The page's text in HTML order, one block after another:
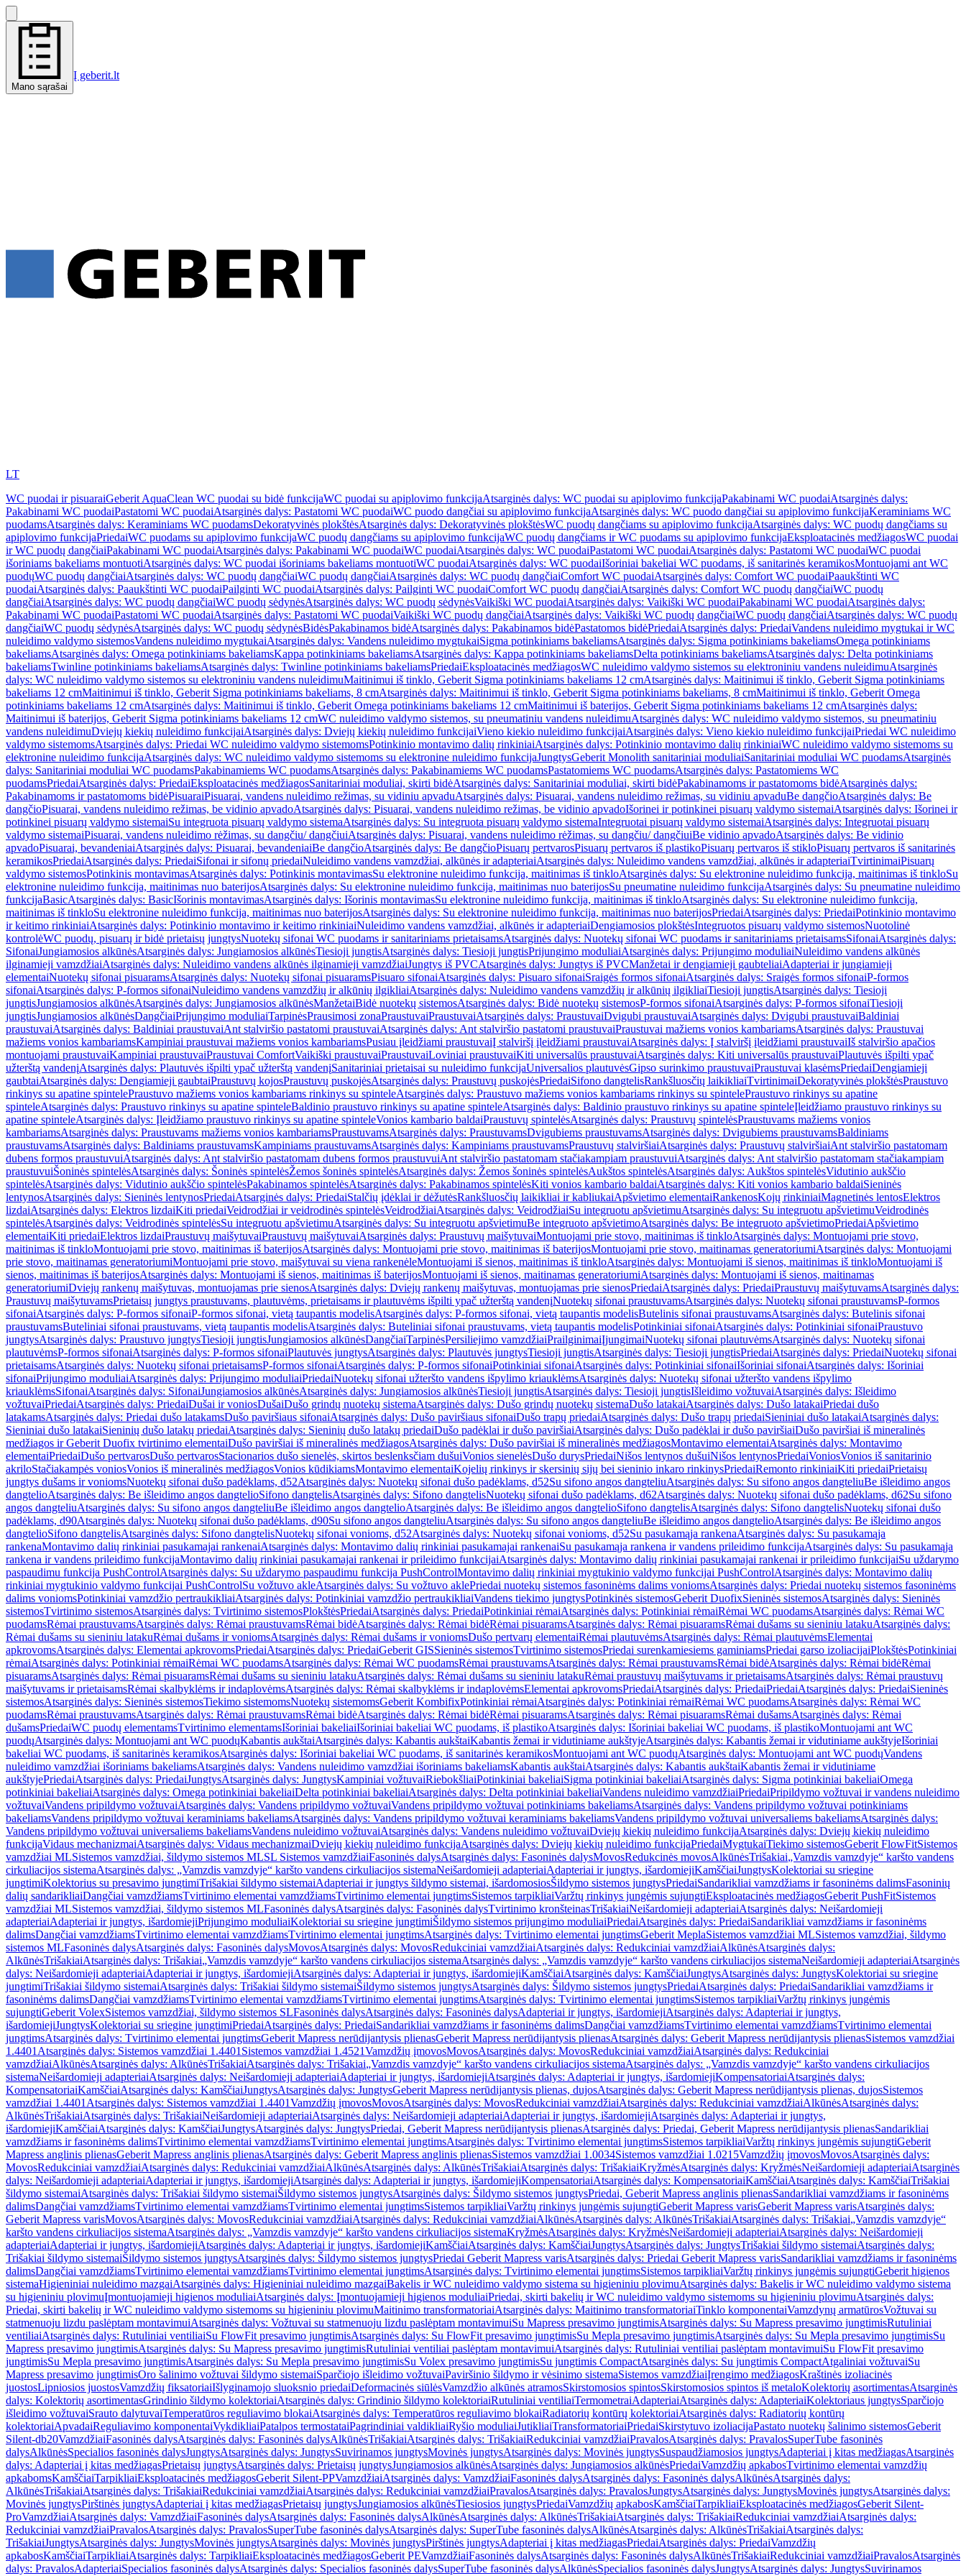
Mano sąrašai
Į geberit.lt
LT
WC puodai ir pisuaraiGeberit AquaClean WC puodai su bidė funkcijaWC puodai su apiplovimo funkcijaAtsarginės dalys: WC puodai su apiplovimo funkcijaPakabinami WC puodaiAtsarginės dalys:
Pakabinami WC puodaiPastatomi WC puodaiAtsarginės dalys: Pastatomi WC puodaiWC puodo dangčiai su apiplovimo funkcijaAtsarginės dalys: WC puodo dangčiai su apiplovimo funkcijaKeraminiams WC
puodamsAtsarginės dalys: Keraminiams WC puodamsDekoratyvinės plokštėsAtsarginės dalys: Dekoratyvinės plokštėsWC puodų dangčiams su apiplovimo funkcijaAtsarginės dalys: WC puodų dangčiams su
apiplovimo funkcijaPriedaiWC puodams su apiplovimo funkcijaWC puodų dangčiams su apiplovimo funkcijaWC puodų dangčiams ir WC puodams su apiplovimo funkcijaEksploatacinės medžiagosWC puodai
ir WC puodų dangčiaiPakabinami WC puodaiAtsarginės dalys: Pakabinami WC puodaiWC puodaiAtsarginės dalys: WC puodaiPastatomi WC puodaiAtsarginės dalys: Pastatomi WC puodaiWC puodai
išoriniams bakeliams montuotiAtsarginės dalys: WC puodai išoriniams bakeliams montuotiWC puodaiAtsarginės dalys: WC puodaiIšoriniai bakeliai WC puodams, iš sanitarinės keramikosMontuojami ant WC
puodųWC puodų dangčiaiAtsarginės dalys: WC puodų dangčiaiWC puodų dangčiaiAtsarginės dalys: WC puodų dangčiaiComfort WC puodaiAtsarginės dalys: Comfort WC puodaiPaaukštinti WC
puodaiAtsarginės dalys: Paaukštinti WC puodaiPailginti WC puodaiAtsarginės dalys: Pailginti WC puodaiComfort WC puodų dangčiaiAtsarginės dalys: Comfort WC puodų dangčiaiWC puodų
dangčiaiAtsarginės dalys: WC puodų dangčiaiWC puodų sėdynėsAtsarginės dalys: WC puodų sėdynėsVaikiški WC puodaiAtsarginės dalys: Vaikiški WC puodaiPakabinami WC puodaiAtsarginės dalys:
Pakabinami WC puodaiPastatomi WC puodaiAtsarginės dalys: Pastatomi WC puodaiVaikiški WC puodų dangčiaiAtsarginės dalys: Vaikiški WC puodų dangčiaiWC puodų dangčiaiAtsarginės dalys: WC puodų
dangčiaiWC puodų sėdynėsAtsarginės dalys: WC puodų sėdynėsBidėsPakabinamos bidėAtsarginės dalys: Pakabinamos bidėPastatomos bidėPriedaiAtsarginės dalys: PriedaiVandens nuleidimo mygtukai ir WC
nuleidimo valdymo sistemosVandens nuleidimo mygtukaiAtsarginės dalys: Vandens nuleidimo mygtukaiSigma potinkiniams bakeliamsAtsarginės dalys: Sigma potinkiniams bakeliamsOmega potinkiniams
bakeliamsAtsarginės dalys: Omega potinkiniams bakeliamsKappa potinkiniams bakeliamsAtsarginės dalys: Kappa potinkiniams bakeliamsDelta potinkiniams bakeliamsAtsarginės dalys: Delta potinkiniams
bakeliamsTwinline potinkiniams bakeliamsAtsarginės dalys: Twinline potinkiniams bakeliamsPriedaiEksploatacinės medžiagosWC nuleidimo valdymo sistemos su elektroniniu vandens nuleidimuAtsarginės
dalys: WC nuleidimo valdymo sistemos su elektroniniu vandens nuleidimuMaitinimui iš tinklo, Geberit Sigma potinkiniams bakeliams 12 cmAtsarginės dalys: Maitinimui iš tinklo, Geberit Sigma potinkiniams
bakeliams 12 cmMaitinimui iš tinklo, Geberit Sigma potinkiniams bakeliams, 8 cmAtsarginės dalys: Maitinimui iš tinklo, Geberit Sigma potinkiniams bakeliams, 8 cmMaitinimui iš tinklo, Geberit Omega
potinkiniams bakeliams 12 cmAtsarginės dalys: Maitinimui iš tinklo, Geberit Omega potinkiniams bakeliams 12 cmMaitinimui iš baterijos, Geberit Sigma potinkiniams bakeliams 12 cmAtsarginės dalys:
Maitinimui iš baterijos, Geberit Sigma potinkiniams bakeliams 12 cmWC nuleidimo valdymo sistemos, su pneumatiniu vandens nuleidimuAtsarginės dalys: WC nuleidimo valdymo sistemos, su pneumatiniu
vandens nuleidimuDviejų kiekių nuleidimo funkcijaiAtsarginės dalys: Dviejų kiekių nuleidimo funkcijaiVieno kiekio nuleidimo funkcijaiAtsarginės dalys: Vieno kiekio nuleidimo funkcijaiPriedai WC nuleidimo
valdymo sistemomsAtsarginės dalys: Priedai WC nuleidimo valdymo sistemomsPotinkinio montavimo dalių rinkiniaiAtsarginės dalys: Potinkinio montavimo dalių rinkiniaiWC nuleidimo valdymo sistemoms su
elektronine nuleidimo funkcijaAtsarginės dalys: WC nuleidimo valdymo sistemoms su elektronine nuleidimo funkcijaJungtysGeberit Monolith sanitariniai moduliaiSanitariniai moduliai WC puodamsAtsarginės
dalys: Sanitariniai moduliai WC puodamsPakabinamiems WC puodamsAtsarginės dalys: Pakabinamiems WC puodamsPastatomiems WC puodamsAtsarginės dalys: Pastatomiems WC
puodamsPriedaiAtsarginės dalys: PriedaiEksploatacinės medžiagosSanitariniai moduliai, skirti bidėAtsarginės dalys: Sanitariniai moduliai, skirti bidėPakabinamoms ir pastatomoms bidėAtsarginės dalys:
Pakabinamoms ir pastatomoms bidėPisuaraiPisuarai, vandens nuleidimo režimas, su vidiniu apvaduAtsarginės dalys: Pisuarai, vandens nuleidimo režimas, su vidiniu apvaduBe dangčioAtsarginės dalys: Be
dangčioPisuarai, vandens nuleidimo režimas, be vidinio apvadoAtsarginės dalys: Pisuarai, vandens nuleidimo režimas, be vidinio apvadoIšorinei ir potinkinei pisuarų valdymo sistemaiAtsarginės dalys: Išorinei ir
potinkinei pisuarų valdymo sistemaiSu integruota pisuarų valdymo sistemaAtsarginės dalys: Su integruota pisuarų valdymo sistemaIntegruotai pisuarų valdymo sistemaiAtsarginės dalys: Integruotai pisuarų
valdymo sistemaiPisuarai, vandens nuleidimo rėžimas, su dangčiu/ dangčiuiAtsarginės dalys: Pisuarai, vandens nuleidimo rėžimas, su dangčiu/ dangčiuiBe vidinio apvadoAtsarginės dalys: Be vidinio
apvadoPisuarai, bevandeniaiAtsarginės dalys: Pisuarai, bevandeniaiBe dangčioAtsarginės dalys: Be dangčioPisuarų pertvarosPisuarų pertvaros iš plastikoPisuarų pertvaros iš stikloPisuarų pertvaros iš sanitarinės
keramikosPriedaiAtsarginės dalys: PriedaiSifonai ir sifonų priedaiNuleidimo vandens vamzdžiai, alkūnės ir adapteriaiAtsarginės dalys: Nuleidimo vandens vamzdžiai, alkūnės ir adapteriaiTvirtinimaiPisuarų
valdymo sistemosPotinkinis montavimasAtsarginės dalys: Potinkinis montavimasSu elektronine nuleidimo funkcija, maitinimas iš tinkloAtsarginės dalys: Su elektronine nuleidimo funkcija, maitinimas iš tinkloSu
elektronine nuleidimo funkcija, maitinimas nuo baterijosAtsarginės dalys: Su elektronine nuleidimo funkcija, maitinimas nuo baterijosSu pneumatine nuleidimo funkcijaAtsarginės dalys: Su pneumatine nuleidimo
funkcijaBasicAtsarginės dalys: BasicIšorinis montavimasAtsarginės dalys: Išorinis montavimasSu elektronine nuleidimo funkcija, maitinimas iš tinkloAtsarginės dalys: Su elektronine nuleidimo funkcija,
maitinimas iš tinkloSu elektronine nuleidimo funkcija, maitinimas nuo baterijosAtsarginės dalys: Su elektronine nuleidimo funkcija, maitinimas nuo baterijosPriedaiAtsarginės dalys: PriedaiPotinkinio montavimo
ir keitimo rinkiniaiAtsarginės dalys: Potinkinio montavimo ir keitimo rinkiniaiNuleidimo vandens vamzdžiai, alkūnės ir adapteriaiDengiamosios plokštėsIntegruotos pisuarų valdymo sistemosNuotolinė
kontrolėWC puodų, pisuarų ir bidė prietaisų jungtysNuotekų sifonai WC puodams ir sanitariniams prietaisamsAtsarginės dalys: Nuotekų sifonai WC puodams ir sanitariniams prietaisamsSifonaiAtsarginės dalys:
SifonaiJungiamosios alkūnėsAtsarginės dalys: Jungiamosios alkūnėsTiesioji jungtisAtsarginės dalys: Tiesioji jungtisPrijungimo moduliaiAtsarginės dalys: Prijungimo moduliaiNuleidimo vandens alkūnės
ilginamieji vamzdžiaiAtsarginės dalys: Nuleidimo vandens alkūnės ilginamieji vamzdžiaiJungtys iš PVCAtsarginės dalys: Jungtys iš PVCManžetai ir dengiamieji gaubteliaiAdapteriai ir jungiamieji
elementaiNuotekų sifonai pisuaramsAtsarginės dalys: Nuotekų sifonai pisuaramsPisuaro sifonaiAtsarginės dalys: Pisuaro sifonaiSraigės formos sifonaiAtsarginės dalys: Sraigės formos sifonaiP-formos
sifonaiAtsarginės dalys: P-formos sifonaiNuleidimo vandens vamzdžių ir alkūnių ilgikliaiAtsarginės dalys: Nuleidimo vandens vamzdžių ir alkūnių ilgikliaiTiesioji jungtisAtsarginės dalys: Tiesioji
jungtisJungiamosios alkūnėsAtsarginės dalys: Jungiamosios alkūnėsManžetaiBidė nuotekų sistemosAtsarginės dalys: Bidė nuotekų sistemosP-formos sifonaiAtsarginės dalys: P-formos sifonaiTiesioji
jungtisJungiamosios alkūnėsDangčiaiPrijungimo moduliaiTarpinėsPrausimosi zonaPraustuvaiPraustuvaiAtsarginės dalys: PraustuvaiDvigubi praustuvaiAtsarginės dalys: Dvigubi praustuvaiBaldiniai
praustuvaiAtsarginės dalys: Baldiniai praustuvaiAnt stalviršio pastatomi praustuvaiAtsarginės dalys: Ant stalviršio pastatomi praustuvaiPraustuvai mažiems vonios kambariamsAtsarginės dalys: Praustuvai
mažiems vonios kambariamsKampiniai praustuvai mažiems vonios kambariamsPusiau įleidžiami praustuvaiĮ stalviršį įleidžiami praustuvaiAtsarginės dalys: Į stalviršį įleidžiami praustuvaiIš stalviršio apačios
montuojami praustuvaiKampiniai praustuvaiPraustuvai ComfortVaikiški praustuvaiPraustuvaiLoviniai praustuvaiKiti universalūs praustuvaiAtsarginės dalys: Kiti universalūs praustuvaiPlautuvės išpilti ypač
užterštą vandenįAtsarginės dalys: Plautuvės išpilti ypač užterštą vandenįSanitariniai prietaisai su nuleidimo funkcijaUniversalios plautuvėsGipso surinkimo praustuvaiPraustuvai klasėmsPriedaiDengiamieji
gaubtaiAtsarginės dalys: Dengiamieji gaubtaiPraustuvų kojosPraustuvų puskojėsAtsarginės dalys: Praustuvų puskojėsPriedaiSifono dangtelisRankšluosčių laikikliaiTvirtinimaiDekoratyvinės plokštėsPraustuvo
rinkinys su apatine spintelePraustuvo mažiems vonios kambariams rinkinys su spinteleAtsarginės dalys: Praustuvo mažiems vonios kambariams rinkinys su spintelePraustuvo rinkinys su apatine
spinteleAtsarginės dalys: Praustuvo rinkinys su apatine spinteleBaldinio praustuvo rinkinys su apatine spinteleAtsarginės dalys: Baldinio praustuvo rinkinys su apatine spinteleĮleidžiamo praustuvo rinkinys su
apatine spinteleAtsarginės dalys: Įleidžiamo praustuvo rinkinys su apatine spinteleVonios kambario baldaiPraustuvų spintelėsAtsarginės dalys: Praustuvų spintelėsPraustuvams mažiems vonios
kambariamsAtsarginės dalys: Praustuvams mažiems vonios kambariamsPraustuvamsAtsarginės dalys: PraustuvamsDvigubiems praustuvamsAtsarginės dalys: Dvigubiems praustuvamsBaldiniams
praustuvamsAtsarginės dalys: Baldiniams praustuvamsKampiniams praustuvamsAtsarginės dalys: Kampiniams praustuvamsPraustuvų stalviršiaiAtsarginės dalys: Praustuvų stalviršiaiAnt stalviršio pastatomam
dubens formos praustuvuiAtsarginės dalys: Ant stalviršio pastatomam dubens formos praustuvuiAnt stalviršio pastatomam stačiakampiam praustuvuiAtsarginės dalys: Ant stalviršio pastatomam stačiakampiam
praustuvuiŠoninės spintelėsAtsarginės dalys: Šoninės spintelėsŽemos šoninės spintelėsAtsarginės dalys: Žemos šoninės spintelėsAukštos spintelėsAtsarginės dalys: Aukštos spintelėsVidutinio aukščio
spintelėsAtsarginės dalys: Vidutinio aukščio spintelėsPakabinamos spintelėsAtsarginės dalys: Pakabinamos spintelėsKiti vonios kambario baldaiAtsarginės dalys: Kiti vonios kambario baldaiSieninės
lentynosAtsarginės dalys: Sieninės lentynosPriedaiAtsarginės dalys: PriedaiStalčių įdėklai ir dėžutėsRankšluosčių laikikliai ir kabliukaiApšvietimo elementaiRankenosKojų rinkiniaiMagnetinės lentosElektros
lizdaiAtsarginės dalys: Elektros lizdaiKiti priedaiVeidrodžiai ir veidrodinės spintelėsVeidrodžiaiAtsarginės dalys: VeidrodžiaiSu integruotu apšvietimuAtsarginės dalys: Su integruotu apšvietimuVeidrodinės
spintelėsAtsarginės dalys: Veidrodinės spintelėsSu integruotu apšvietimuAtsarginės dalys: Su integruotu apšvietimuBe integruoto apšvietimoAtsarginės dalys: Be integruoto apšvietimoPriedaiApšvietimo
elementaiKiti priedaiElektros lizdaiPraustuvų maišytuvaiPraustuvų maišytuvaiAtsarginės dalys: Praustuvų maišytuvaiMontuojami prie stovo, maitinimas iš tinkloAtsarginės dalys: Montuojami prie stovo,
maitinimas iš tinkloMontuojami prie stovo, maitinimas iš baterijosAtsarginės dalys: Montuojami prie stovo, maitinimas iš baterijosMontuojami prie stovo, maitinamas generatoriumiAtsarginės dalys: Montuojami
prie stovo, maitinamas generatoriumiMontuojami prie stovo, maišytuvai su viena rankenėleMontuojami iš sienos, maitinimas iš tinkloAtsarginės dalys: Montuojami iš sienos, maitinimas iš tinkloMontuojami iš
sienos, maitinimas iš baterijosAtsarginės dalys: Montuojami iš sienos, maitinimas iš baterijosMontuojami iš sienos, maitinamas generatoriumiAtsarginės dalys: Montuojami iš sienos, maitinamas
generatoriumiDviejų rankenų maišytuvas, montuojamas prie sienosAtsarginės dalys: Dviejų rankenų maišytuvas, montuojamas prie sienosPriedaiAtsarginės dalys: PriedaiPraustuvų maišytuvamsAtsarginės dalys:
Praustuvų maišytuvamsPrietaisų jungtys praustuvams, plautuvėms, prietaisams ir plautuvėms išpilti ypač užterštą vandenįNuotekų sifonai praustuvamsAtsarginės dalys: Nuotekų sifonai praustuvamsP-formos
sifonaiAtsarginės dalys: P-formos sifonaiP-formos sifonai, vietą taupantis modelisAtsarginės dalys: P-formos sifonai, vietą taupantis modelisButelinis sifonai praustuvamsAtsarginės dalys: Butelinis sifonai
praustuvamsButeliniai sifonai praustuvams, vietą taupantis modelisAtsarginės dalys: Buteliniai sifonai praustuvams, vietą taupantis modelisPotinkiniai sifonaiAtsarginės dalys: Potinkiniai sifonaiPraustuvo
jungtysAtsarginės dalys: Praustuvo jungtysTiesioji jungtisJungiamosios alkūnėsDangčiaiTarpinėsPersiliejimo vamzdžiaiPrailginimaiĮjungimaiNuotekų sifonai plautuvėmsAtsarginės dalys: Nuotekų sifonai
plautuvėmsP-formos sifonaiAtsarginės dalys: P-formos sifonaiPlautuvės jungtysAtsarginės dalys: Plautuvės jungtysTiesioji jungtisAtsarginės dalys: Tiesioji jungtisPriedaiAtsarginės dalys: PriedaiNuotekų sifonai
prietaisamsAtsarginės dalys: Nuotekų sifonai prietaisamsP-formos sifonaiAtsarginės dalys: P-formos sifonaiPotinkiniai sifonaiAtsarginės dalys: Potinkiniai sifonaiIšoriniai sifonaiAtsarginės dalys: Išoriniai
sifonaiPrijungimo moduliaiAtsarginės dalys: Prijungimo moduliaiPriedaiNuotekų sifonai užteršto vandens išpylimo kriauklėmsAtsarginės dalys: Nuotekų sifonai užteršto vandens išpylimo
kriauklėmsSifonaiAtsarginės dalys: SifonaiJungiamosios alkūnėsAtsarginės dalys: Jungiamosios alkūnėsTiesioji jungtisAtsarginės dalys: Tiesioji jungtisIšleidimo vožtuvaiAtsarginės dalys: Išleidimo
vožtuvaiPriedaiAtsarginės dalys: PriedaiDušai ir voniosDušaiDušo grindų nuotekų sistemaAtsarginės dalys: Dušo grindų nuotekų sistemaDušo latakaiAtsarginės dalys: Dušo latakaiPriedai dušo
latakamsAtsarginės dalys: Priedai dušo latakamsDušo paviršiaus sifonaiAtsarginės dalys: Dušo paviršiaus sifonaiDušo trapų priedaiAtsarginės dalys: Dušo trapų priedaiSieniniai dušo latakaiAtsarginės dalys:
Sieniniai dušo latakaiSieninių dušo latakų priedaiAtsarginės dalys: Sieninių dušo latakų priedaiDušo padėklai ir dušo paviršiaiAtsarginės dalys: Dušo padėklai ir dušo paviršiaiDušo paviršiai iš mineralinės
medžiagos ir Geberit Duofix tvirtinimo elementaiDušo paviršiai iš mineralinės medžiagosAtsarginės dalys: Dušo paviršiai iš mineralinės medžiagosMontavimo elementaiAtsarginės dalys: Montavimo
elementaiPriedaiDušo pertvarosDušo pertvarosStacionarios dušo sienelės, skirtos beslenksčiam dušuiVonios sienelėsDušo durysPriedaiNišos lentynos dušuiNišos lentynosPriedaiVoniosVonios iš sanitarinio
akriloStačiakampės voniosVonios iš mineralinės medžiagosVonios kūdikiamsMontavimo elementaiKojelių rinkinys ir skersinių sijų bei sieninio inkaro rinkinysPriedaiRemonto rinkiniaiKiti priedaiPrietaisų
jungtys dušams ir voniomsNuotekų sifonai dušo padėklams, d52Atsarginės dalys: Nuotekų sifonai dušo padėklams, d52Su sifono angos dangteliuAtsarginės dalys: Su sifono angos dangteliuBe išleidimo angos
dangtelioAtsarginės dalys: Be išleidimo angos dangtelioSifono dangtelisAtsarginės dalys: Sifono dangtelisNuotekų sifonai dušo padėklams, d62Atsarginės dalys: Nuotekų sifonai dušo padėklams, d62Su sifono
angos dangteliuAtsarginės dalys: Su sifono angos dangteliuBe išleidimo angos dangtelioAtsarginės dalys: Be išleidimo angos dangtelioSifono dangtelisAtsarginės dalys: Sifono dangtelisNuotekų sifonai dušo
padėklams, d90Atsarginės dalys: Nuotekų sifonai dušo padėklams, d90Su sifono angos dangteliuAtsarginės dalys: Su sifono angos dangteliuBe išleidimo angos dangtelioAtsarginės dalys: Be išleidimo angos
dangtelioSifono dangtelisAtsarginės dalys: Sifono dangtelisNuotekų sifonai vonioms, d52Atsarginės dalys: Nuotekų sifonai vonioms, d52Su pasukamąja rankenaAtsarginės dalys: Su pasukamąja
rankenaMontavimo dalių rinkiniai pasukamajai rankenaiAtsarginės dalys: Montavimo dalių rinkiniai pasukamajai rankenaiSu pasukamąja rankena ir vandens prileidimo funkcijaAtsarginės dalys: Su pasukamąja
rankena ir vandens prileidimo funkcijaMontavimo dalių rinkiniai pasukamajai rankenai ir prileidimo funkcijaiAtsarginės dalys: Montavimo dalių rinkiniai pasukamajai rankenai ir prileidimo funkcijaiSu uždarymo
paspaudimu funkcija PushControlAtsarginės dalys: Su uždarymo paspaudimu funkcija PushControlMontavimo dalių rinkiniai mygtukinio valdymo funkcijai PushControlAtsarginės dalys: Montavimo dalių
rinkiniai mygtukinio valdymo funkcijai PushControlSu vožtuvo akleAtsarginės dalys: Su vožtuvo aklePriedai nuotekų sistemos fasoninėms dalims voniomsAtsarginės dalys: Priedai nuotekų sistemos fasoninėms
dalims voniomsPotinkiniai vamzdžio pertraukikliaiAtsarginės dalys: Potinkiniai vamzdžio pertraukikliaiVandens tiekimo jungtysPotinkinės sistemosGeberit DuofixSieninės sistemosAtsarginės dalys: Sieninės
sistemosTvirtinimo sistemosAtsarginės dalys: Tvirtinimo sistemosPlokštėsPriedaiAtsarginės dalys: PriedaiPotinkiniai rėmaiAtsarginės dalys: Potinkiniai rėmaiRėmai WC puodamsAtsarginės dalys: Rėmai WC
puodamsRėmai praustuvamsAtsarginės dalys: Rėmai praustuvamsRėmai bidėAtsarginės dalys: Rėmai bidėRėmai pisuaramsAtsarginės dalys: Rėmai pisuaramsRėmai dušams su sieniniu latakuAtsarginės dalys:
Rėmai dušams su sieniniu latakuRėmai dušams ir voniomsAtsarginės dalys: Rėmai dušams ir voniomsDušo pertvarų elementaiRėmai plautuvėmsAtsarginės dalys: Rėmai plautuvėmsElementai
apkrovomsAtsarginės dalys: Elementai apkrovomsPriedaiAtsarginės dalys: PriedaiGeberit GISSieninės sistemosTvirtinimo sistemosPriedai surenkamiesiems gaminiamsPriedai garso izoliacijaiPlokštėsPotinkiniai
rėmaiAtsarginės dalys: Potinkiniai rėmaiRėmai WC puodamsAtsarginės dalys: Rėmai WC puodamsRėmai praustuvamsAtsarginės dalys: Rėmai praustuvamsRėmai bidėAtsarginės dalys: Rėmai bidėRėmai
pisuaramsAtsarginės dalys: Rėmai pisuaramsRėmai dušams su sieniniu latakuAtsarginės dalys: Rėmai dušams su sieniniu latakuRėmai praustuvų maišytuvams ir prietaisamsAtsarginės dalys: Rėmai praustuvų
maišytuvams ir prietaisamsRėmai skalbyklėms ir indaplovėmsAtsarginės dalys: Rėmai skalbyklėms ir indaplovėmsElementai apkrovomsPriedaiAtsarginės dalys: PriedaiPriedaiAtsarginės dalys: PriedaiSieninės
sistemosAtsarginės dalys: Sieninės sistemosTiekimo sistemomsNuotekų sistemomsGeberit KombifixPotinkiniai rėmaiAtsarginės dalys: Potinkiniai rėmaiRėmai WC puodamsAtsarginės dalys: Rėmai WC
puodamsRėmai praustuvamsAtsarginės dalys: Rėmai praustuvamsRėmai bidėAtsarginės dalys: Rėmai bidėRėmai pisuaramsAtsarginės dalys: Rėmai pisuaramsRėmai dušamsAtsarginės dalys: Rėmai
dušamsPriedaiWC puodų elementamsTvirtinimo elementamsIšoriniai bakeliaiIšoriniai bakeliai WC puodams, iš plastikoAtsarginės dalys: Išoriniai bakeliai WC puodams, iš plastikoMontuojami ant WC
puodųAtsarginės dalys: Montuojami ant WC puodųKabantis aukštaiAtsarginės dalys: Kabantis aukštaiKabantis žemai ir vidutiniame aukštyjeAtsarginės dalys: Kabantis žemai ir vidutiniame aukštyjeIšoriniai
bakeliai WC puodams, iš sanitarinės keramikosAtsarginės dalys: Išoriniai bakeliai WC puodams, iš sanitarinės keramikosMontuojami ant WC puodųAtsarginės dalys: Montuojami ant WC puodųVandens
nuleidimo vamzdžiai išoriniams bakeliamsAtsarginės dalys: Vandens nuleidimo vamzdžiai išoriniams bakeliamsKabantis aukštaiAtsarginės dalys: Kabantis aukštaiKabantis žemai ir vidutiniame
aukštyjePriedaiAtsarginės dalys: PriedaiJungtysAtsarginės dalys: JungtysKampiniai vožtuvaiRiebokšliaiPotinkiniai bakeliaiSigma potinkiniai bakeliaiAtsarginės dalys: Sigma potinkiniai bakeliaiOmega
potinkiniai bakeliaiAtsarginės dalys: Omega potinkiniai bakeliaiDelta potinkiniai bakeliaiAtsarginės dalys: Delta potinkiniai bakeliaiVandens nuleidimo vamzdžiaiPriedaiPripildymo vožtuvai ir vandens nuleidimo
vožtuvaiVandens pripildymo vožtuvaiAtsarginės dalys: Vandens pripildymo vožtuvaiVandens pripildymo vožtuvai potinkiniams bakeliamsAtsarginės dalys: Vandens pripildymo vožtuvai potinkiniams
bakeliamsVandens pripildymo vožtuvai keraminiams bakeliamsAtsarginės dalys: Vandens pripildymo vožtuvai keraminiams bakeliamsVandens pripildymo vožtuvai universaliems bakeliamsAtsarginės dalys:
Vandens pripildymo vožtuvai universaliems bakeliamsVandens nuleidimo vožtuvaiAtsarginės dalys: Vandens nuleidimo vožtuvaiDviejų kiekių nuleidimo funkcijaAtsarginės dalys: Dviejų kiekių nuleidimo
funkcijaVidaus mechanizmaiAtsarginės dalys: Vidaus mechanizmaiDviejų kiekių nuleidimo funkcijaAtsarginės dalys: Dviejų kiekių nuleidimo funkcijaPriedaiMygtukaiTiekimo sistemosGeberit FlowFitSistemos
vamzdžiai MLSistemos vamzdžiai, šildymo sistemos MLSL Sistemos vamzdžiaiFasoninės dalysAtsarginės dalys: Fasoninės dalysMovosRedukcinės movosAlkūnėsTrišakiai„Vamzdis vamzdyje“ karšto vandens
cirkuliacijos sistemaAtsarginės dalys: „Vamzdis vamzdyje“ karšto vandens cirkuliacijos sistemaNeišardomieji adapteriaiAdapteriai ir jungtys, išardomiejiKamščiaiJungtysKolektoriai su sriegine
jungtimiKolektorius su presavimo jungtimiTrišakiai šildymo sistemaiAdapteriai ir jungtys šildymo sistemai, išardomosiosŠildymo sistemos jungtysPriedaiSandarikliai vamzdžiams ir fasoninėms dalimsFasoninių
dalių sandarikliaiDangčiai vamzdžiamsTvirtinimo elementai vamzdžiamsTvirtinimo elementai jungtimsSistemos tarpikliaiVaržtų rinkinys jungėmis sujungtiEksploatacinės medžiagosGeberit PushFitSistemos
vamzdžiai MLSistemos vamzdžiai, šildymo sistemos MLFasoninės dalysAtsarginės dalys: Fasoninės dalysTvirtinimo kronšteinasTrišakiaiNeišardomieji adapteriaiAtsarginės dalys: Neišardomieji
adapteriaiAdapteriai ir jungtys, išardomiejiPrijungimo moduliaiKolektoriai su sriegine jungtimiŠildymo sistemos prijungimo moduliaiPriedaiAtsarginės dalys: PriedaiSandarikliai vamzdžiams ir fasoninėms
dalimsDangčiai vamzdžiamsTvirtinimo elementai vamzdžiamsTvirtinimo elementai jungtimsAtsarginės dalys: Tvirtinimo elementai jungtimsGeberit MeplaSistemos vamzdžiai MLSistemos vamzdžiai, šildymo
sistemos MLFasoninės dalysAtsarginės dalys: Fasoninės dalysMovosAtsarginės dalys: MovosRedukciniai vamzdžiaiAtsarginės dalys: Redukciniai vamzdžiaiAlkūnėsAtsarginės dalys:
AlkūnėsTrišakiaiAtsarginės dalys: Trišakiai„Vamzdis vamzdyje“ karšto vandens cirkuliacijos sistemaAtsarginės dalys: „Vamzdis vamzdyje“ karšto vandens cirkuliacijos sistemaNeišardomieji adapteriaiAtsarginės
dalys: Neišardomieji adapteriaiAdapteriai ir jungtys, išardomiejiAtsarginės dalys: Adapteriai ir jungtys, išardomiejiKamščiaiAtsarginės dalys: KamščiaiJungtysAtsarginės dalys: JungtysKolektoriai su sriegine
jungtimiTrišakiai šildymo sistemaiAtsarginės dalys: Trišakiai šildymo sistemaiŠildymo sistemos jungtysAtsarginės dalys: Šildymo sistemos jungtysPriedaiAtsarginės dalys: PriedaiSandarikliai vamzdžiams ir
fasoninėms dalimsDangčiai vamzdžiamsTvirtinimo elementai vamzdžiamsTvirtinimo elementai jungtimsAtsarginės dalys: Tvirtinimo elementai jungtimsSistemos tarpikliaiVaržtų rinkinys jungėmis
sujungtiGeberit VolexSistemos vamzdžiai, šildymo sistemos SLFasoninės dalysAtsarginės dalys: Fasoninės dalysAdapteriai ir jungtys, išardomiejiAtsarginės dalys: Adapteriai ir jungtys,
išardomiejiJungtysKolektoriai su sriegine jungtimiPriedaiAtsarginės dalys: PriedaiSandarikliai vamzdžiams ir fasoninėms dalimsDangčiai vamzdžiamsTvirtinimo elementai vamzdžiamsTvirtinimo elementai
jungtimsAtsarginės dalys: Tvirtinimo elementai jungtimsGeberit Mapress nerūdijantysis plienasGeberit Mapress nerūdijantysis plienasAtsarginės dalys: Geberit Mapress nerūdijantysis plienasSistemos vamzdžiai
1.4401 Atsarginės dalys: Sistemos vamzdžiai 1.4401 Sistemos vamzdžiai 1.4521Vamzdžių įmovosMovosAtsarginės dalys: MovosRedukciniai vamzdžiaiAtsarginės dalys: Redukciniai
vamzdžiaiAlkūnėsAtsarginės dalys: AlkūnėsTrišakiaiAtsarginės dalys: Trišakiai„Vamzdis vamzdyje“ karšto vandens cirkuliacijos sistemaAtsarginės dalys: „Vamzdis vamzdyje“ karšto vandens cirkuliacijos
sistemaNeišardomieji adapteriaiAtsarginės dalys: Neišardomieji adapteriaiAdapteriai ir jungtys, išardomiejiAtsarginės dalys: Adapteriai ir jungtys, išardomiejiKompensatoriaiAtsarginės dalys:
KompensatoriaiKamščiaiAtsarginės dalys: KamščiaiJungtysAtsarginės dalys: JungtysGeberit Mapress nerūdijantysis plienas, dujosAtsarginės dalys: Geberit Mapress nerūdijantysis plienas, dujosSistemos
vamzdžiai 1.4401 Atsarginės dalys: Sistemos vamzdžiai 1.4401Vamzdžių įmovosMovosAtsarginės dalys: MovosRedukciniai vamzdžiaiAtsarginės dalys: Redukciniai vamzdžiaiAlkūnėsAtsarginės dalys:
AlkūnėsTrišakiaiAtsarginės dalys: TrišakiaiNeišardomieji adapteriaiAtsarginės dalys: Neišardomieji adapteriaiAdapteriai ir jungtys, išardomiejiAtsarginės dalys: Adapteriai ir jungtys,
išardomiejiKamščiaiAtsarginės dalys: KamščiaiJungtysAtsarginės dalys: JungtysPriedai, Geberit Mapress nerūdijantysis plienasAtsarginės dalys: Priedai, Geberit Mapress nerūdijantysis plienasSandarikliai
vamzdžiams ir fasoninėms dalimsTvirtinimo elementai vamzdžiamsTvirtinimo elementai jungtimsAtsarginės dalys: Tvirtinimo elementai jungtimsSistemos tarpikliaiVaržtų rinkinys jungėmis sujungtiGeberit
Mapress anglinis plienasGeberit Mapress anglinis plienasAtsarginės dalys: Geberit Mapress anglinis plienasSistemos vamzdžiai 1.0034Sistemos vamzdžiai 1.0215Vamzdžių įmovosMovosAtsarginės dalys:
MovosRedukciniai vamzdžiaiAtsarginės dalys: Redukciniai vamzdžiaiAlkūnėsAtsarginės dalys: AlkūnėsTrišakiaiAtsarginės dalys: TrišakiaiKryžmėsAtsarginės dalys: KryžmėsNeišardomieji adapteriaiAtsarginės
dalys: Neišardomieji adapteriaiAdapteriai ir jungtys, išardomiejiAtsarginės dalys: Adapteriai ir jungtys, išardomiejiKompensatoriaiAtsarginės dalys: KompensatoriaiKamščiaiAtsarginės dalys: KamščiaiTrišakiai
šildymo sistemaiAtsarginės dalys: Trišakiai šildymo sistemaiŠildymo sistemos jungtysAtsarginės dalys: Šildymo sistemos jungtysPriedai, Geberit Mapress anglinis plienasSandarikliai vamzdžiams ir fasoninėms
dalimsDangčiai vamzdžiamsTvirtinimo elementai vamzdžiamsTvirtinimo elementai jungtimsSistemos tarpikliaiVaržtų rinkinys jungėmis sujungtiGeberit Mapress varisGeberit Mapress varisAtsarginės dalys:
Geberit Mapress varisMovosAtsarginės dalys: MovosRedukciniai vamzdžiaiAtsarginės dalys: Redukciniai vamzdžiaiAlkūnėsAtsarginės dalys: AlkūnėsTrišakiaiAtsarginės dalys: Trišakiai„Vamzdis vamzdyje“
karšto vandens cirkuliacijos sistemaAtsarginės dalys: „Vamzdis vamzdyje“ karšto vandens cirkuliacijos sistemaKryžmėsAtsarginės dalys: KryžmėsNeišardomieji adapteriaiAtsarginės dalys: Neišardomieji
adapteriaiAdapteriai ir jungtys, išardomiejiAtsarginės dalys: Adapteriai ir jungtys, išardomiejiKamščiaiAtsarginės dalys: KamščiaiJungtysAtsarginės dalys: JungtysTrišakiai šildymo sistemaiAtsarginės dalys:
Trišakiai šildymo sistemaiŠildymo sistemos jungtysAtsarginės dalys: Šildymo sistemos jungtysPriedai Geberit Mapress varisAtsarginės dalys: Priedai Geberit Mapress varisSandarikliai vamzdžiams ir fasoninėms
dalimsDangčiai vamzdžiamsTvirtinimo elementai vamzdžiamsTvirtinimo elementai jungtimsAtsarginės dalys: Tvirtinimo elementai jungtimsSistemos tarpikliaiVaržtų rinkinys jungėmis sujungtiGeberit higienos
sistemaHigieniniai nuleidimo mazgaiAtsarginės dalys: Higieniniai nuleidimo mazgaiBakelis ir WC nuleidimo valdymo sistema su higieniniu plovimuAtsarginės dalys: Bakelis ir WC nuleidimo valdymo sistema
su higieniniu plovimuĮmontuojamieji higienos moduliaiAtsarginės dalys: Įmontuojamieji higienos moduliaiPriedai, skirti bakelių ir WC nuleidimo valdymo sistemoms su higieniniu plovimuAtsarginės dalys:
Priedai, skirti bakelių ir WC nuleidimo valdymo sistemoms su higieniniu plovimuMaitinimo transformatoriaiAtsarginės dalys: Maitinimo transformatoriaiTinklo komponentaiVamzdynų armatūrosVožtuvai su
statmenuoju lizdu paslėptam montavimuiAtsarginės dalys: Vožtuvai su statmenuoju lizdu paslėptam montavimuiSu Mapress presavimo jungtimisAtsarginės dalys: Su Mapress presavimo jungtimisRutuliniai
ventiliaiAtsarginės dalys: Rutuliniai ventiliaiSu FlowFit presavimo jungtimisAtsarginės dalys: Su FlowFit presavimo jungtimisSu Mepla presavimo jungtimisAtsarginės dalys: Su Mepla presavimo jungtimisSu
Mapress presavimo jungtimisAtsarginės dalys: Su Mapress presavimo jungtimisRutuliniai ventiliai paslėptam montavimuiAtsarginės dalys: Rutuliniai ventiliai paslėptam montavimuiSu FlowFit presavimo
jungtimisSu Mepla presavimo jungtimisAtsarginės dalys: Su Mepla presavimo jungtimisSu Volex presavimo jungtimisSu jungtimis CompactAtsarginės dalys: Su jungtimis CompactAtgaliniai vožtuvaiSu
Mapress presavimo jungtimisOro šalinimo vožtuvai šildymo sistemaiSparčiojo išleidimo vožtuvaiPaviršinio šildymo ir vėsinimo sistemaSistemos vamzdžiaiĮrengimo medžiagosKraštinės izoliacinės
juostosLipniosios juostosVamzdžių fiksatoriaiIšlyginamojo sluoksnio priedaiDeformacinės siūlėsVamzdžio alkūnės atramosSkirstomosios spintosSkirstomosios spintos iš metaloKolektorių asortimentasAtsarginės
dalys: Kolektorių asortimentasGrindinio šildymo kolektoriaiAtsarginės dalys: Grindinio šildymo kolektoriaiRutuliniai ventiliaiTermometraiAdapteriaiAtsarginės dalys: AdapteriaiKolektoriaus jungtysSparčiojo
išleidimo vožtuvaiSrauto dalytuvaiTemperatūros reguliavimo blokaiAtsarginės dalys: Temperatūros reguliavimo blokaiRadiatorių kontūrų kolektoriaiAtsarginės dalys: Radiatorių kontūrų
kolektoriaiApvadaiReguliavimo komponentaiVykdikliaiPatalpos termostataiPagrindiniai valdikliaiRyšio moduliaiJutikliaiTransformatoriaiPriedaiSkirstytuvo izoliacijaPastato nuotekų šalinimo sistemosGeberit
Silent-db20VamzdžiaiFasoninės dalysAtsarginės dalys: Fasoninės dalysAlkūnėsTrišakiaiAtsarginės dalys: TrišakiaiRedukciniai vamzdžiaiPravalosAtsarginės dalys: PravalosSuperTube fasoninės
dalysAlkūnėsSpecialios fasoninės dalysJungtysAtsarginės dalys: JungtysSuvirinamos jungtysMovinės jungtysAtsarginės dalys: Movinės jungtysSuspaudžiamosios jungtysAdapteriai į kitas medžiagasAtsarginės
dalys: Adapteriai į kitas medžiagasPrietaisų jungtysAtsarginės dalys: Prietaisų jungtysJungiamosios alkūnėsAtsarginės dalys: Jungiamosios alkūnėsPriedaiVamzdžių apkabosTvirtinimo elementai vamzdžių
apkabomsKamščiaiTarpikliaiEksploatacinės medžiagosGeberit Silent-PPVamzdžiaiAtsarginės dalys: VamzdžiaiFasoninės dalysAtsarginės dalys: Fasoninės dalysAlkūnėsAtsarginės dalys:
AlkūnėsTrišakiaiAtsarginės dalys: TrišakiaiRedukciniai vamzdžiaiAtsarginės dalys: Redukciniai vamzdžiaiPravalosAtsarginės dalys: PravalosJungtysAtsarginės dalys: JungtysMovinės jungtysAtsarginės dalys:
Movinės jungtysPirštinės jungtysAdapteriai į kitas medžiagasPrietaisų jungtysJungiamosios alkūnėsTiesiosios jungtysPriedaiVamzdžių apkabosKamščiaiTarpikliaiEksploatacinės medžiagosGeberit Silent-
ProVamzdžiaiAtsarginės dalys: VamzdžiaiFasoninės dalysAtsarginės dalys: Fasoninės dalysAlkūnėsAtsarginės dalys: AlkūnėsTrišakiaiAtsarginės dalys: TrišakiaiRedukciniai vamzdžiaiAtsarginės dalys:
Redukciniai vamzdžiaiPravalosAtsarginės dalys: PravalosSuperTube fasoninės dalysAtsarginės dalys: SuperTube fasoninės dalysAlkūnėsAtsarginės dalys: AlkūnėsTrišakiaiAtsarginės dalys:
TrišakiaiJungtysAtsarginės dalys: JungtysMovinės jungtysAtsarginės dalys: Movinės jungtysPirštinės jungtysAdapteriai į kitas medžiagasPriedaiAtsarginės dalys: PriedaiVamzdžių
apkabosKamščiaiTarpikliaiAtsarginės dalys: TarpikliaiEksploatacinės medžiagosGeberit PEVamzdžiaiFasoninės dalysAtsarginės dalys: Fasoninės dalysAlkūnėsTrišakiaiRedukciniai vamzdžiaiPravalosAtsarginės
dalys: PravalosAdapteriaiSpecialios fasoninės dalysAtsarginės dalys: Specialios fasoninės dalysSuperTube fasoninės dalysAlkūnėsSpecialios fasoninės dalysJungtysAtsarginės dalys: JungtysSuvirinamos